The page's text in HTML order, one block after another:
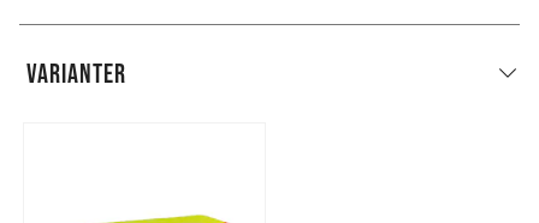
VARIANTER